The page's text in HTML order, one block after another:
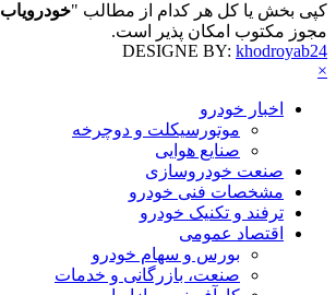
کپی بخش یا کل هر کدام از مطالب "خودرویاب24
مجوز مکتوب امکان پذیر است.
DESIGNE BY: khodroyab24
×
اخبار خودرو
موتورسیکلت و دوچرخه
صنایع هوایی
صنعت خودروسازی
مشخصات فنی خودرو
ترفند و تکنیک خودرو
اقتصاد عمومی
بورس و سهام خودرو
صنعت، بازرگانی و خدمات